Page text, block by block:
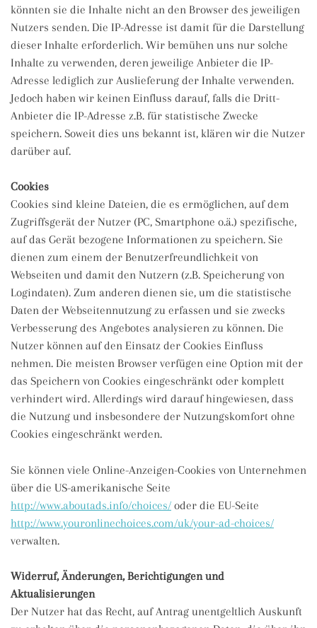
könnten sie die Inhalte nicht an den Browser des jeweiligen
Nutzers senden. Die IP-Adresse ist damit für die Darstellung
dieser Inhalte erforderlich. Wir bemühen uns nur solche
Inhalte zu verwenden, deren jeweilige Anbieter die IP-
Adresse lediglich zur Auslieferung der Inhalte verwenden.
Jedoch haben wir keinen Einfluss darauf, falls die Dritt-
Anbieter die IP-Adresse z.B. für statistische Zwecke
speichern. Soweit dies uns bekannt ist, klären wir die Nutzer
darüber auf.
Cookies
Cookies sind kleine Dateien, die es ermöglichen, auf dem
Zugriffsgerät der Nutzer (PC, Smartphone o.ä.) spezifische,
auf das Gerät bezogene Informationen zu speichern. Sie
dienen zum einem der Benutzerfreundlichkeit von
Webseiten und damit den Nutzern (z.B. Speicherung von
Logindaten). Zum anderen dienen sie, um die statistische
Daten der Webseitennutzung zu erfassen und sie zwecks
Verbesserung des Angebotes analysieren zu können. Die
Nutzer können auf den Einsatz der Cookies Einfluss
nehmen. Die meisten Browser verfügen eine Option mit der
das Speichern von Cookies eingeschränkt oder komplett
verhindert wird. Allerdings wird darauf hingewiesen, dass
die Nutzung und insbesondere der Nutzungskomfort ohne
Cookies eingeschränkt werden.
Sie können viele Online-Anzeigen-Cookies von Unternehmen
über die US-amerikanische Seite
http://www.aboutads.info/choices/ oder die EU-Seite
http://www.youronlinechoices.com/uk/your-ad-choices/
verwalten.
Widerruf, Änderungen, Berichtigungen und
Aktualisierungen
Der Nutzer hat das Recht, auf Antrag unentgeltlich Auskunft